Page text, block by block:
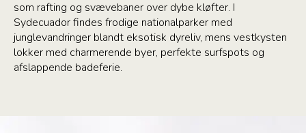
som rafting og svævebaner over dybe kløfter. I
Sydecuador findes frodige nationalparker med
junglevandringer blandt eksotisk dyreliv, mens vestkysten
lokker med charmerende byer, perfekte surfspots og
afslappende badeferie.